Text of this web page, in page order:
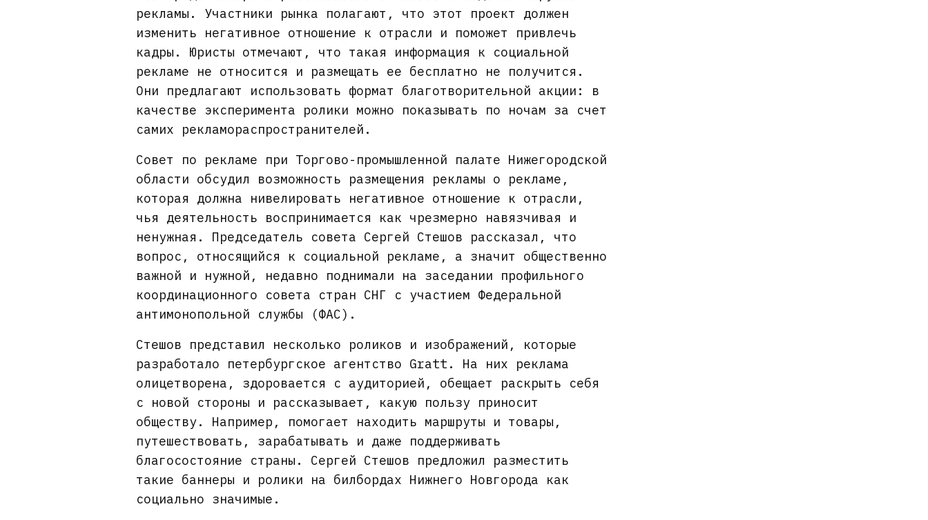
рекламы. Участники рынка полагают, что этот проект должен
изменить негативное отношение к отрасли и поможет привлечь
кадры. Юристы отмечают, что такая информация к социальной
рекламе не относится и размещать ее бесплатно не получится.
Они предлагают использовать формат благотворительной акции: в
качестве эксперимента ролики можно показывать по ночам за счет
самих рекламораспространителей.
Совет по рекламе при Торгово-промышленной палате Нижегородской
области обсудил возможность размещения рекламы о рекламе,
которая должна нивелировать негативное отношение к отрасли,
чья деятельность воспринимается как чрезмерно навязчивая и
ненужная. Председатель совета Сергей Стешов рассказал, что
вопрос, относящийся к социальной рекламе, а значит общественно
важной и нужной, недавно поднимали на заседании профильного
координационного совета стран СНГ с участием Федеральной
антимонопольной службы (ФАС).
Стешов представил несколько роликов и изображений, которые
разработало петербургское агентство Gratt. На них реклама
олицетворена, здоровается с аудиторией, обещает раскрыть себя
с новой стороны и рассказывает, какую пользу приносит
обществу. Например, помогает находить маршруты и товары,
путешествовать, зарабатывать и даже поддерживать
благосостояние страны. Сергей Стешов предложил разместить
такие баннеры и ролики на билбордах Нижнего Новгорода как
социально значимые.